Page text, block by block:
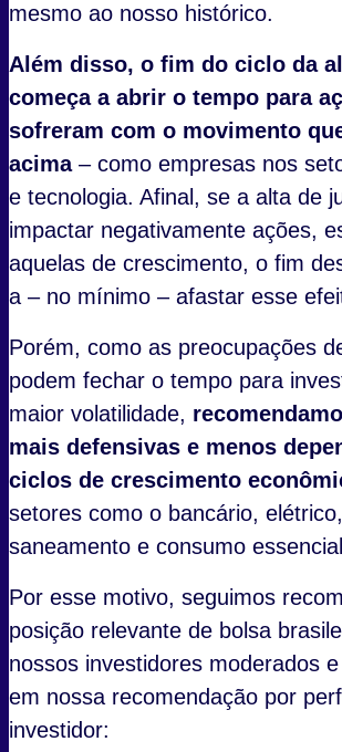
mesmo ao nosso histórico.
Além disso, o fim do ciclo da
começa a abrir o tempo para
sofreram com o movimento
acima– como empresas nos
e tecnologia. Afinal, se a alta de
impactar negativamente ações,
aquelas de crescimento, o fim
a – no mínimo – afastar esse
Porém, como as preocupações
podem fechar o tempo para
maior volatilidade,
mais defensivas e menos
ciclos de crescimento
setores como o bancário,
saneamento e consumo
Por esse motivo, seguimos
posição relevante de bolsa
nossos investidores moderados
em nossa recomendação por
investidor: